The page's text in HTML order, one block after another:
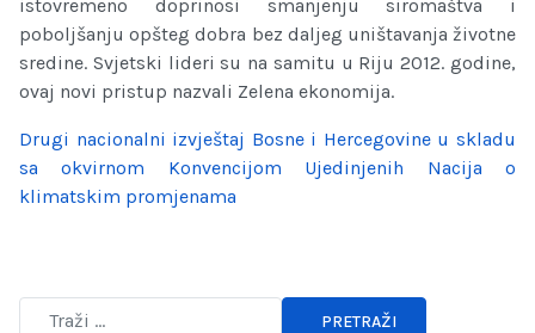
istovremeno doprinosi smanjenju siromaštva i
poboljšanju opšteg dobra bez daljeg uništavanja životne
sredine. Svjetski lideri su na samitu u Riju 2012. godine,
ovaj novi pristup nazvali Zelena ekonomija.
Drugi nacionalni izvještaj Bosne i Hercegovine u skladu
sa okvirnom Konvencijom Ujedinjenih Nacija o
klimatskim promjenama
PRETRAŽI